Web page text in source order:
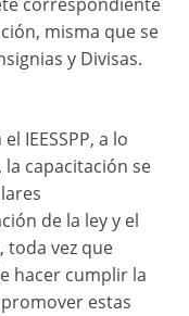
misma que se
y Divisas.
IEESSPP, a lo
capacitación se
de la ley y el
toda vez que
hacer cumplir la
estas